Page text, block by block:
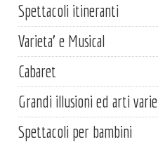
Spettacoli itineranti
Varieta' e Musical
Cabaret
Grandi illusioni ed arti varie
Spettacoli per bambini